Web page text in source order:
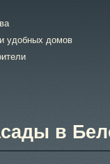
удобных домов
в